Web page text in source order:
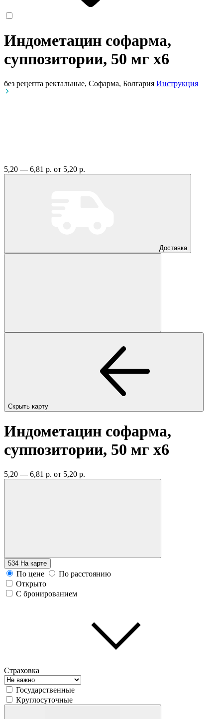
Индометацин софарма,
суппозитории, 50 мг x6
без рецепта ректальные, Софарма, Болгария Инструкция
5,20 — 6,81 р. от 5,20 р.
Доставка
Скрыть карту
Индометацин софарма,
суппозитории, 50 мг x6
5,20 — 6,81 р. от 5,20 р.
534 На карте
По цене
По расстоянию
Открыто
С бронированием
Страховка
Государственные
Круглосуточные